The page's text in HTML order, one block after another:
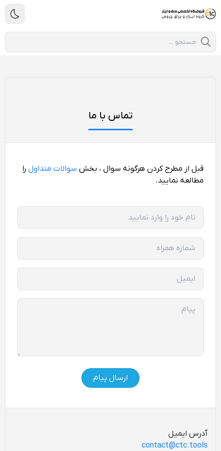
تماس با ما
قبل از مطرح کردن هرگونه سوال ، بخش سوالات متداول را
مطالعه نمایید.
نام
شماره همراه
ایمیل
پیام
ارسال پیام
آدرس ایمیل
contact@ctc.tools